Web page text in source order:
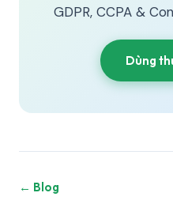
GDPR, CCPA &
Dùng
← Blog